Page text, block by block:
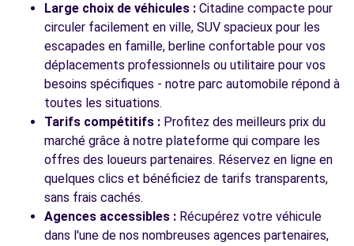
Voir toutes les agences
Large choix de véhicules : Citadine compacte pour
circuler facilement en ville, SUV spacieux pour les
escapades en famille, berline confortable pour vos
déplacements professionnels ou utilitaire pour vos
besoins spécifiques - notre parc automobile répond à
toutes les situations.
Tarifs compétitifs : Profitez des meilleurs prix du
marché grâce à notre plateforme qui compare les
offres des loueurs partenaires. Réservez en ligne en
quelques clics et bénéficiez de tarifs transparents,
sans frais cachés.
Agences accessibles : Récupérez votre véhicule
dans l'une de nos nombreuses agences partenaires,